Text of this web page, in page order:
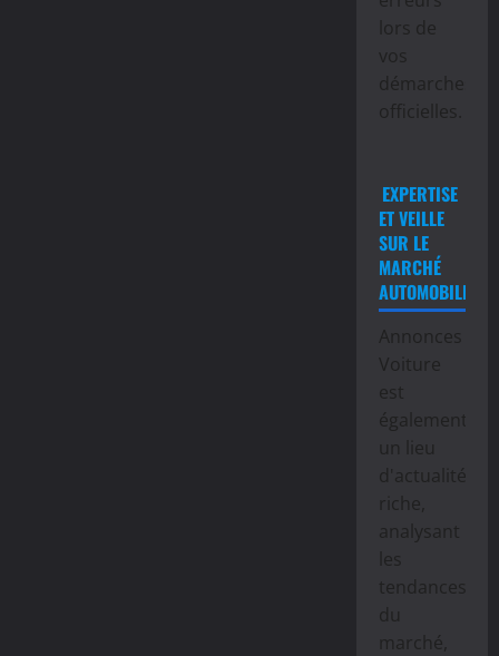
lors de
vos
démarches
officielles.
EXPERTISE
ET VEILLE
SUR LE
MARCHÉ
AUTOMOBILE
Annonces
Voiture
est
également
un lieu
d'actualité
riche,
analysant
les
tendances
du
marché,